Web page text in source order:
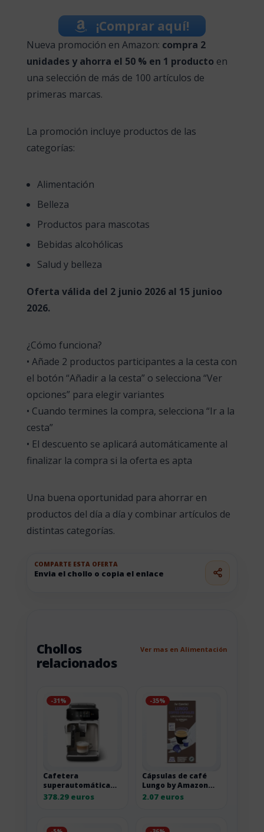
¡Comprar aquí!
Nueva promoción en Amazon: compra 2
unidades y ahorra el 50 % en 1 productoen
una selección de más de 100 artículos de
primeras marcas.
La promoción incluye productos de las
categorías:
Alimentación
Belleza
Productos para mascotas
Bebidas alcohólicas
Salud y belleza
Oferta válida del 2 junio 2026 al 15 junioo
2026.
¿Cómo funciona?
• Añade 2 productos participantes a la cesta con
el botón “Añadir a la cesta” o selecciona “Ver
opciones” para elegir variantes
• Cuando termines la compra, selecciona “Ir a la
cesta”
• El descuento se aplicará automáticamente al
finalizar la compra si la oferta es apta
Una buena oportunidad para ahorrar en
productos del día a día y combinar artículos de
distintas categorías.
COMPARTE ESTA OFERTA
Envia el chollo o copia el enlace
Chollos
relacionados
Ver mas en Alimentación
-31%
Cafetera
superautomática
Philips 2300 LatteGo
378.29 euros
-35%
Cápsulas de café
Lungo by Amazon
compatibles con
2.07 euros